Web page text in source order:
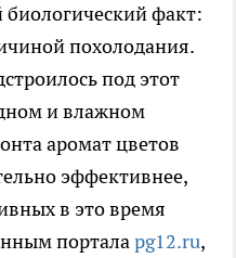
факт:
похолодания.
под этот
и влажном
аромат цветов
эффективнее,
в это время
порталаpg12.ru,